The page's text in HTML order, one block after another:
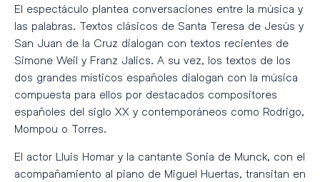
El espectáculo plantea conversaciones entre la música y
las palabras. Textos clásicos de Santa Teresa de Jesús y
San Juan de la Cruz dialogan con textos recientes de
Simone Weil y Franz Jalics. A su vez, los textos de los
dos grandes místicos españoles dialogan con la música
compuesta para ellos por destacados compositores
españoles del siglo XX y contemporáneos como Rodrigo,
Mompou o Torres.
El actor Lluis Homar y la cantante Sonia de Munck, con el
acompañamiento al piano de Miguel Huertas, transitan en